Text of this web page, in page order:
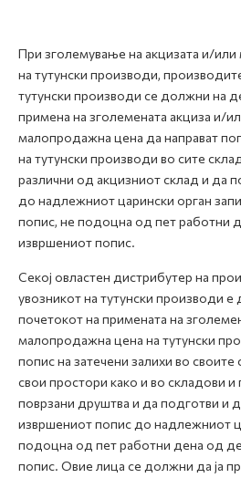
При зголемување на акцизата и/
на тутунски производи,
тутунски производи се должни на
примена на зголемената акциза и/
малопродажна цена да направат
на тутунски производи во сите
различни од акцизниот склад и да
до надлежниот царински орган
попис, не подоцна од пет работни
извршениот попис.
Секој овластен дистрибутер на
увозникот на тутунски производи
почетокот на примената на
малопродажна цена на тутунски
попис на затечени залихи во своите
свои простори како и во складови и
поврзани друштва и да подготви и
извршениот попис до надлежниот
подоцна од пет работни дена од
попис. Овие лица се должни да ја